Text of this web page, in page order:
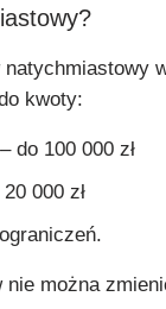
natychmiastowy
kwoty:
do 100 000 zł
000 zł
nie można